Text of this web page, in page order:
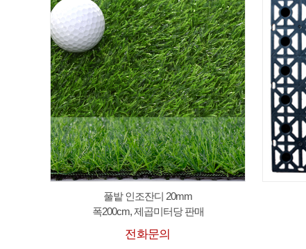
풀밭 인조잔디 20mm
폭200cm, 제곱미터당 판매
전화문의